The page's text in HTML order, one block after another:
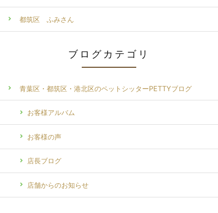
都筑区 ふみさん
ブログカテゴリ
青葉区・都筑区・港北区のペットシッターPETTYブログ
お客様アルバム
お客様の声
店長ブログ
店舗からのお知らせ